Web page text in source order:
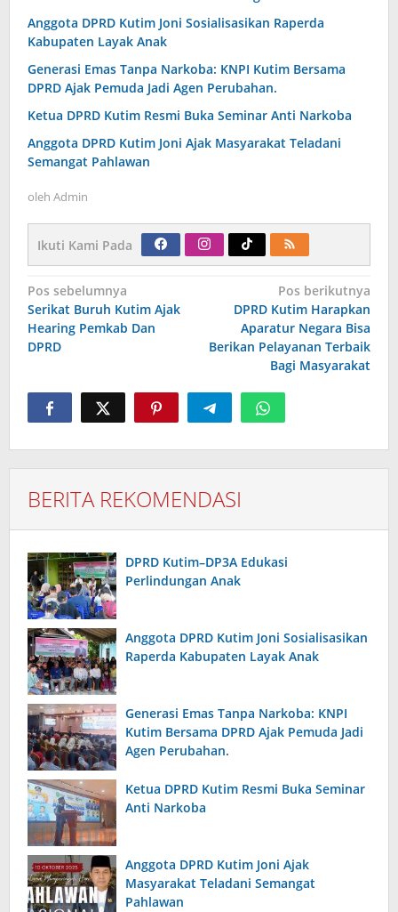
Anggota DPRD Kutim Joni Sosialisasikan Raperda
Kabupaten Layak Anak
Generasi Emas Tanpa Narkoba: KNPI Kutim Bersama
DPRD Ajak Pemuda Jadi Agen Perubahan.
Ketua DPRD Kutim Resmi Buka Seminar Anti Narkoba
Anggota DPRD Kutim Joni Ajak Masyarakat Teladani
Semangat Pahlawan
oleh Admin
Ikuti Kami Pada
Navigasi
pos
Pos sebelumnya
Serikat Buruh Kutim Ajak
Hearing Pemkab Dan
DPRD
Pos berikutnya
DPRD Kutim Harapkan
Aparatur Negara Bisa
Berikan Pelayanan Terbaik
Bagi Masyarakat
BERITA REKOMENDASI
DPRD Kutim–DP3A Edukasi
Perlindungan Anak
Anggota DPRD Kutim Joni Sosialisasikan
Raperda Kabupaten Layak Anak
Generasi Emas Tanpa Narkoba: KNPI
Kutim Bersama DPRD Ajak Pemuda Jadi
Agen Perubahan.
Ketua DPRD Kutim Resmi Buka Seminar
Anti Narkoba
Anggota DPRD Kutim Joni Ajak
Masyarakat Teladani Semangat
Pahlawan